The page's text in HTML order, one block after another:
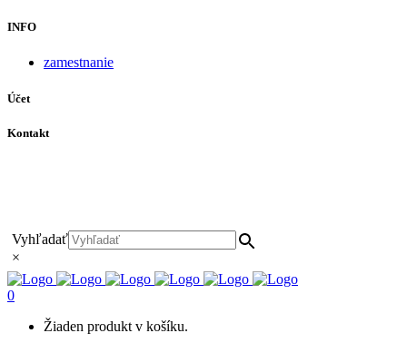
INFO
zamestnanie
Účet
Kontakt
Vyhľadať
×
0
Žiaden produkt v košíku.